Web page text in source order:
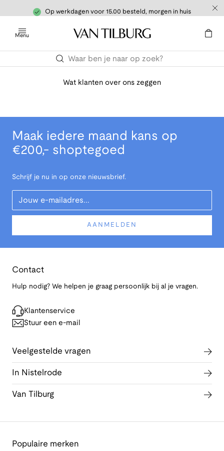
Op werkdagen voor 15.00 besteld, morgen in huis
Menu
Wat klanten over ons zeggen
Maak iedere maand kans op
€200,- shoptegoed
Schrijf je nu in op onze nieuwsbrief.
Your Email
AANMELDEN
Contact
Hulp nodig? We helpen je graag persoonlijk bij al je vragen.
Klantenservice
Stuur een e-mail
Veelgestelde vragen
In Nistelrode
Van Tilburg
Populaire merken